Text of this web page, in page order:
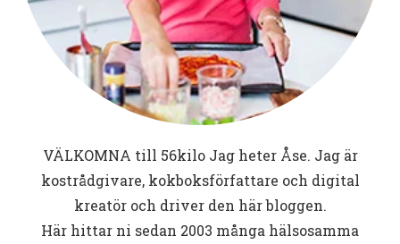
VÄLKOMNA till 56kiloJag heter Åse. Jag är
kostrådgivare, kokboksförfattare och digital
kreatör och driver den här bloggen.
Här hittar ni sedan 2003 många hälsosamma